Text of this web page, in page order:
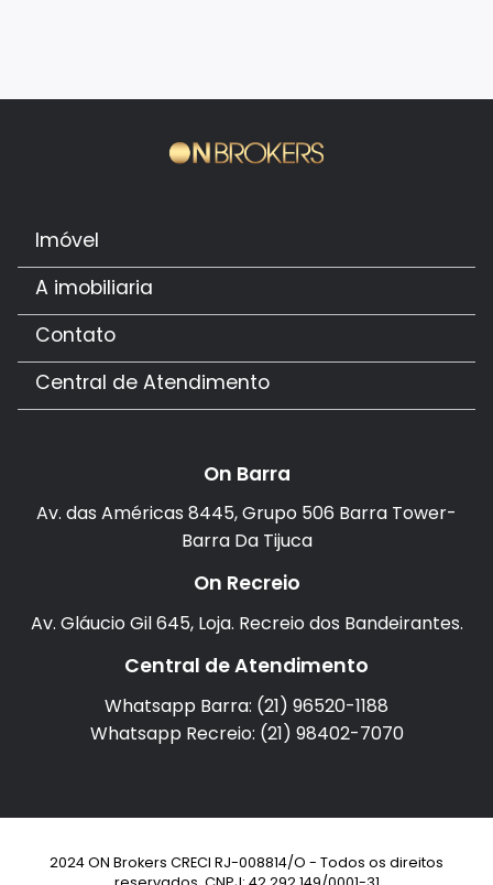
Imóvel
A imobiliaria
Contato
Central de Atendimento
On Barra
Av. das Américas 8445, Grupo 506 Barra Tower-
Barra Da Tijuca
On Recreio
Av. Gláucio Gil 645, Loja. Recreio dos Bandeirantes.
Central de Atendimento
Whatsapp Barra: (21) 96520-1188
Whatsapp Recreio: (21) 98402-7070
2024 ON Brokers CRECI RJ-008814/O - Todos os direitos